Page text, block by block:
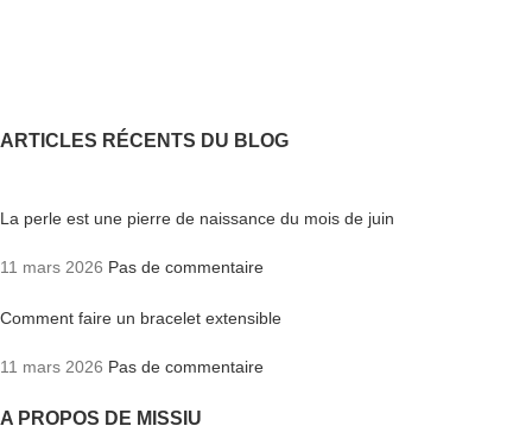
ARTICLES RÉCENTS DU BLOG
La perle est une pierre de naissance du mois de juin
11 mars 2026 Pas de commentaire
Comment faire un bracelet extensible
11 mars 2026 Pas de commentaire
A PROPOS DE MISSIU